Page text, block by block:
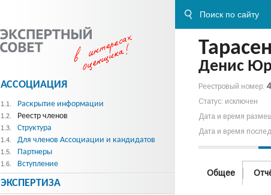
Денис
Реестровый номер:
Статус: исключен
Дата и время
Дата и время
Общее
АССОЦИАЦИЯ
1.1. Раскрытие информации
1.2. Реестр членов
1.3. Структура
1.4. Для членов Ассоциации и кандидатов
1.5. Партнеры
1.6. Вступление
ЭКСПЕРТИЗА